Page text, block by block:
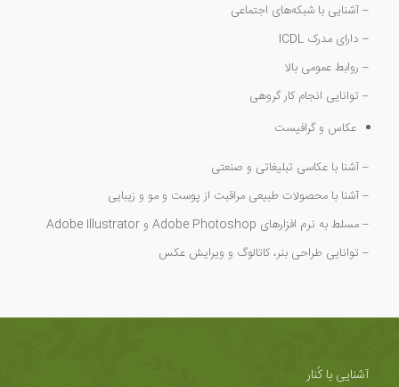
– آشنایی با شبکه‌های اجتماعی
– دارای مدرک ICDL
– روابط عمومی بالا
– توانایی انجام کار گروهی
عکاس و گرافیست
– آشنا با عکاسی تبلیغاتی و صنعتی
– آشنا با محصولات طبیعی مراقبت از پوست و مو و زیبایی
– مسلط به نرم افزارهای Adobe Photoshop و Adobe Illustrator
– توانایی طراحی بنر، کاتالوگ و ویرایش عکس
آشنایی با کُنار